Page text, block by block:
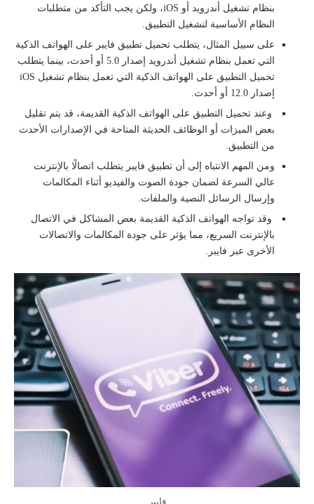
بنظام تشغيل أندرويد أو iOS، ولكن يجب التأكد من متطلبات
النظام الأساسية لتشغيل التطبيق.
على سبيل المثال، يتطلب تحميل تطبيق فايبر على الهواتف الذكية
التي تعمل بنظام تشغيل أندرويد إصدار 5.0 أو أحدث، بينما يتطلب
تحميل التطبيق على الهواتف الذكية التي تعمل بنظام تشغيل iOS
إصدار 12.0 أو أحدث.
وعند تحميل التطبيق على الهواتف الذكية القديمة، قد يتم تقليل
بعض الميزات أو الوظائف الحديثة المتاحة في الإصدارات الأحدث
من التطبيق.
ومن المهم الانتباه إلى أن تطبيق فايبر يتطلب اتصالًا بالإنترنت
عالي السرعة لضمان جودة الصوت والفيديو أثناء المكالمات
وإرسال الرسائل النصية والملفات.
وقد تواجه الهواتف الذكية القديمة بعض المشاكل في الاتصال
بالإنترنت السريع، مما يؤثر على جودة المكالمات والاتصالات
الأخرى عبر فايبر.
فايبر